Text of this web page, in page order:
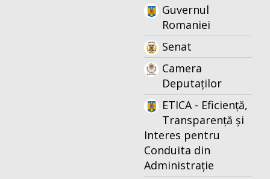
Guvernul
Romaniei
Senat
Camera
Deputaților
ETICA - Eficiență,
Transparență și
Interes pentru
Conduita din
Administrație